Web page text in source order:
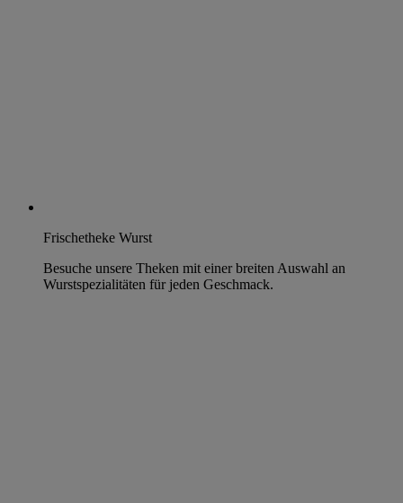
Frischetheke Wurst
Besuche unsere Theken mit einer breiten Auswahl an
Wurstspezialitäten für jeden Geschmack.